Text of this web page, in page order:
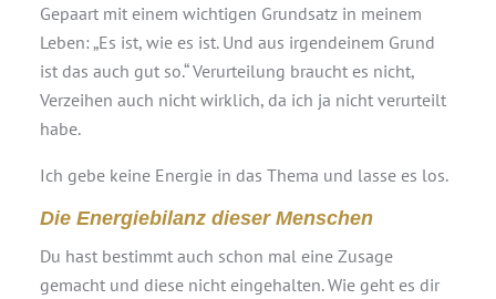
Gepaart mit einem wichtigen Grundsatz in meinem
Leben: „Es ist, wie es ist. Und aus irgendeinem Grund
ist das auch gut so.“ Verurteilung braucht es nicht,
Verzeihen auch nicht wirklich, da ich ja nicht verurteilt
habe.
Ich gebe keine Energie in das Thema und lasse es los.
Die Energiebilanz dieser Menschen
Du hast bestimmt auch schon mal eine Zusage
gemacht und diese nicht eingehalten. Wie geht es dir